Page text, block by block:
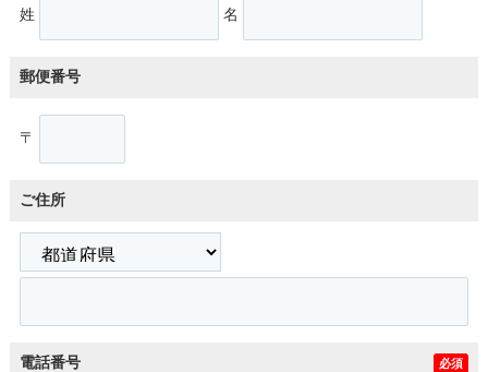
姓 名
郵便番号
〒
ご住所
電話番号 必須